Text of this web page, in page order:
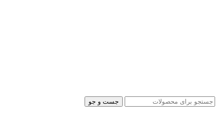
جست و جو